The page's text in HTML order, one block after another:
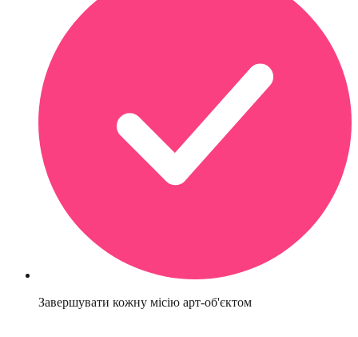
Завершувати кожну місію арт-об'єктом